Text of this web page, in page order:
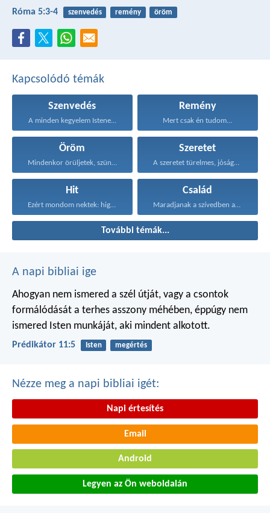
Róma 5:3-4 szenvedés remény öröm
Kapcsolódó témák
Szenvedés
A minden kegyelem Istene...
Remény
Mert csak én tudom...
Öröm
Mindenkor örüljetek, szüntelenül imádkozzatok...
Szeretet
A szeretet türelmes, jóságos...
Hit
Ezért mondom nektek: higgyétek...
Család
Maradjanak a szívedben azok...
További témák...
A napi bibliai ige
Ahogyan nem ismered a szél útját, vagy a csontok
formálódását a terhes asszony méhében, éppúgy nem
ismered Isten munkáját, aki mindent alkotott.
Prédikátor 11:5 Isten megértés
Nézze meg a napi bibliai igét:
Napi értesítés
Email
Android
Legyen az Ön weboldalán